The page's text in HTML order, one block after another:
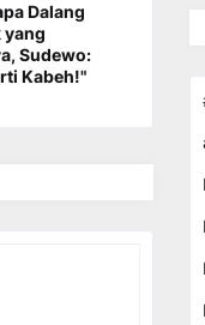
Dalang
yang
Sudewo:
Kabeh!"